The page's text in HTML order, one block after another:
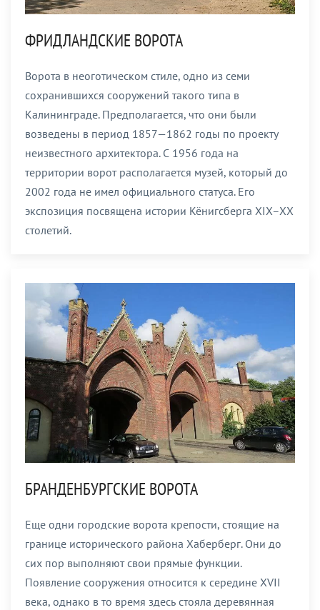
ФРИДЛАНДСКИЕ ВОРОТА
Ворота в неоготическом стиле, одно из семи
сохранившихся сооружений такого типа в
Калининграде. Предполагается, что они были
возведены в период 1857—1862 годы по проекту
неизвестного архитектора. С 1956 года на
территории ворот располагается музей, который до
2002 года не имел официального статуса. Его
экспозиция посвящена истории Кёнигсберга XIX–XX
столетий.
БРАНДЕНБУРГСКИЕ ВОРОТА
Еще одни городские ворота крепости, стоящие на
границе исторического района Хаберберг. Они до
сих пор выполняют свои прямые функции.
Появление сооружения относится к середине XVII
века, однако в то время здесь стояла деревянная